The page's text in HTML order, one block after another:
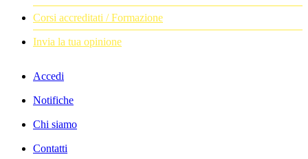
Corsi accreditati / Formazione
Invia la tua opinione
Accedi
Notifiche
Chi siamo
Contatti